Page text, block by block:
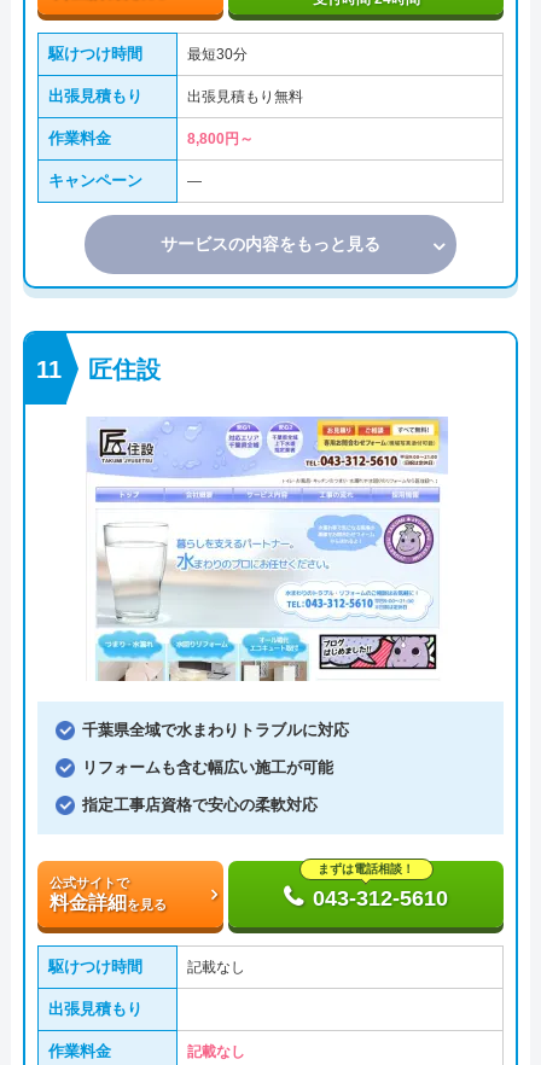
駆けつけ時間 最短30分
出張見積もり 出張見積もり無料
作業料金 8,800円～
キャンペーン ―
サービスの内容をもっと見る
匠住設
千葉県全域で水まわりトラブルに対応
リフォームも含む幅広い施工が可能
指定工事店資格で安心の柔軟対応
公式サイトで
料金詳細を見る
まずは電話相談！
043-312-5610
駆けつけ時間 記載なし
出張見積もり
作業料金 記載なし